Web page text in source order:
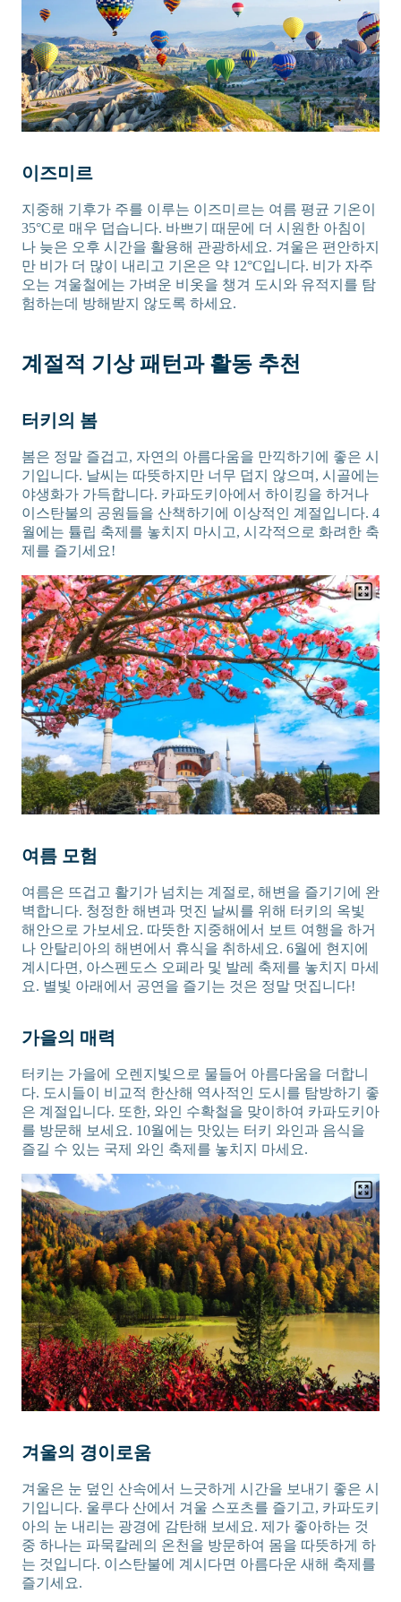
이즈미르
지중해 기후가 주를 이루는 이즈미르는 여름 평균 기온이
35°C로 매우 덥습니다. 바쁘기 때문에 더 시원한 아침이
나 늦은 오후 시간을 활용해 관광하세요. 겨울은 편안하지
만 비가 더 많이 내리고 기온은 약 12°C입니다. 비가 자주
오는 겨울철에는 가벼운 비옷을 챙겨 도시와 유적지를 탐
험하는데 방해받지 않도록 하세요.
계절적 기상 패턴과 활동 추천
터키의 봄
봄은 정말 즐겁고, 자연의 아름다움을 만끽하기에 좋은 시
기입니다. 날씨는 따뜻하지만 너무 덥지 않으며, 시골에는
야생화가 가득합니다. 카파도키아에서 하이킹을 하거나
이스탄불의 공원들을 산책하기에 이상적인 계절입니다. 4
월에는 튤립 축제를 놓치지 마시고, 시각적으로 화려한 축
제를 즐기세요!
여름 모험
여름은 뜨겁고 활기가 넘치는 계절로, 해변을 즐기기에 완
벽합니다. 청정한 해변과 멋진 날씨를 위해 터키의 옥빛
해안으로 가보세요. 따뜻한 지중해에서 보트 여행을 하거
나 안탈리아의 해변에서 휴식을 취하세요. 6월에 현지에
계시다면, 아스펜도스 오페라 및 발레 축제를 놓치지 마세
요. 별빛 아래에서 공연을 즐기는 것은 정말 멋집니다!
가을의 매력
터키는 가을에 오렌지빛으로 물들어 아름다움을 더합니
다. 도시들이 비교적 한산해 역사적인 도시를 탐방하기 좋
은 계절입니다. 또한, 와인 수확철을 맞이하여 카파도키아
를 방문해 보세요. 10월에는 맛있는 터키 와인과 음식을
즐길 수 있는 국제 와인 축제를 놓치지 마세요.
겨울의 경이로움
겨울은 눈 덮인 산속에서 느긋하게 시간을 보내기 좋은 시
기입니다. 울루다 산에서 겨울 스포츠를 즐기고, 카파도키
아의 눈 내리는 광경에 감탄해 보세요. 제가 좋아하는 것
중 하나는 파묵칼레의 온천을 방문하여 몸을 따뜻하게 하
는 것입니다. 이스탄불에 계시다면 아름다운 새해 축제를
즐기세요.